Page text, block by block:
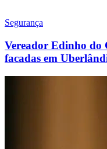
Segurança
Vereador Edinho do
facadas em